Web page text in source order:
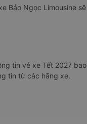
Bảo Ngọc Limousine sẽ
tin vé xe Tết 2027 bao
tin từ các hãng xe.